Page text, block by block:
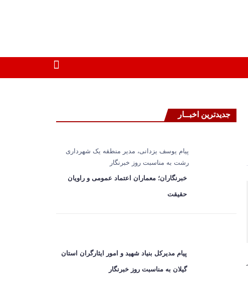
جدیدترین اخبــار
پیام یوسف یزدانی، مدیر منطقه یک شهرداری
رشت به مناسبت روز خبرنگار
خبرنگاران؛ معماران اعتماد عمومی و راویان
حقیقت
پیام مدیرکل بنیاد شهید و امور ایثارگران استان
گیلان به مناسبت روز خبرنگار